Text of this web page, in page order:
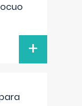
+